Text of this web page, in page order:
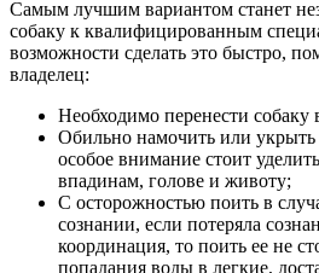
Самым лучшим вариантом станет
собаку к квалифицированным
возможности сделать это быстро,
владелец:
Необходимо перенести собаку
Обильно намочить или
особое внимание стоит
впадинам, голове и животу;
С осторожностью поить в
сознании, если потеряла
координация, то поить ее не
попадания воды в легкие,